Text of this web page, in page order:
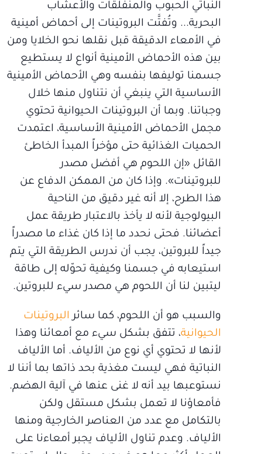
النباتي الحبوب والمنفلقات والأعشاب
البحرية... وتُفتَّت البروتينات إلى أحماض أمينية
في الأمعاء الدقيقة قبل نقلها نحو الخلايا ومن
بين هذه الأحماض الأمينية أنواع لا يستطيع
جسمنا توليفها بنفسه وهي الأحماض الأمينية
الأساسية التي ينبغي أن نتناول منها خلال
وجباتنا. وبما أن البروتينات الحيوانية تحتوي
مجمل الأحماض الأمينية الأساسية، اعتمدت
الحميات الغذائية حتى مؤخراً المبدأ الخاطئ
القائل «إن اللحوم هي أفضل مصدر
للبروتينات». وإذا كان من الممكن الدفاع عن
هذا الطرح، إلا أنه غير دقيق من الناحية
البيولوجية لأنه لا يأخذ بالاعتبار طريقة عمل
أعضائنا. فحتى نحدد ما إذا كان غذاء ما مصدراً
جيداً للبروتين، يجب أن ندرس الطريقة التي يتم
استيعابه في جسمنا وكيفية تحوّله إلى طاقة
ليتبين لنا أن اللحوم هي مصدر سيء للبروتين.
والسبب هو أن اللحوم، كما سائر البروتينات
الحيوانية، تتفق بشكل سيء مع أمعائنا وهذا
لأنها لا تحتوي أي نوع من الألياف. أما الألياف
النباتية فهي ليست مغذية بحد ذاتها بما أننا لا
نستوعبها بيد أنه لا غنى عنها في آلية الهضم.
فأمعاؤنا لا تعمل بشكل مستقل ولكن
بالتكامل مع عدد من العناصر الخارجية ومنها
الألياف. وعدم تناول الألياف يجبر أمعاءنا على